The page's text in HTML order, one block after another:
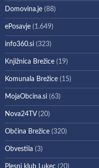
Domovina.je (88)
ePosavje (1.649)
info360.si (323)
Knjižnica Brežice (19)
Komunala Brežice (15)
MojaObcina.si (63)
Nova24TV(20)
Občina Brežice (320)
Obvestila (3)
Plesni klub Lukec (20)